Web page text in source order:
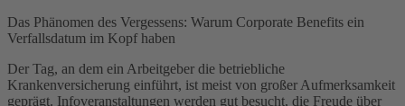
Das Phänomen des Vergessens: Warum Corporate Benefits ein
Verfallsdatum im Kopf haben
Der Tag, an dem ein Arbeitgeber die betriebliche
Krankenversicherung einführt, ist meist von großer Aufmerksamkeit
geprägt. Infoveranstaltungen werden gut besucht, die Freude über